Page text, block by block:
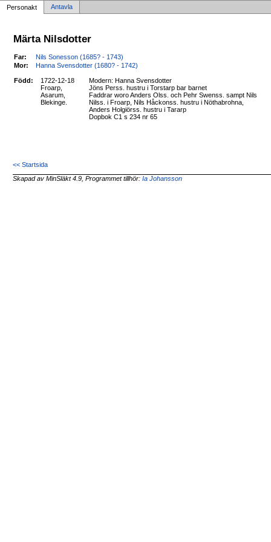
Personakt Antavla
Märta Nilsdotter
Far:
Nils Sonesson (1685? - 1743)
Mor:
Hanna Svensdotter (1680? - 1742)
Född:
1722-12-18
Froarp,
Asarum,
Blekinge.
Modern: Hanna Svensdotter
Jöns Perss. hustru i Torstarp bar barnet
Faddrar woro Anders Olss. och Pehr Swenss. sampt Nils
Nilss. i Froarp, Nils Håckonss. hustru i Nöthabrohna,
Anders Holgiörss. hustru i Tararp
Dopbok C1 s 234 nr 65
<< Startsida
Skapad av MinSläkt 4.9, Programmet tillhör:Ia Johansson